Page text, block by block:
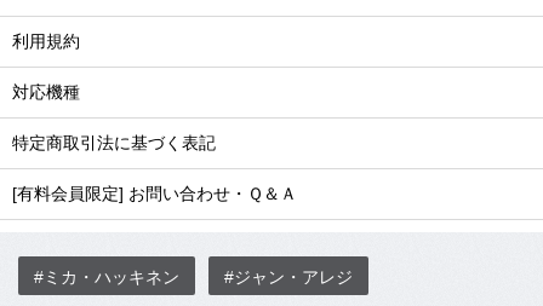
利用規約
対応機種
特定商取引法に基づく表記
[有料会員限定] お問い合わせ・Ｑ＆Ａ
#ミカ・ハッキネン #ジャン・アレジ